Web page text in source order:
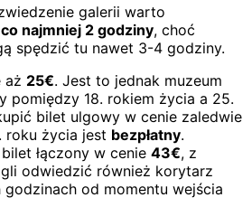
galerii warto
co najmniej 2 godziny, choć
spędzić tu nawet 3-4 godziny.
aż 25€. Jest to jednak muzeum
pomiędzy 18. rokiem życia a 25.
bilet ulgowy w cenie zaledwie
roku życia jest bezpłatny.
łączony w cenie 43€, z
odwiedzić również korytarz
od momentu wejścia